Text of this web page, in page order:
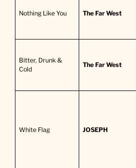
Nothing Like You The Far West
Bitter, Drunk &
Cold
The Far West
White Flag JOSEPH